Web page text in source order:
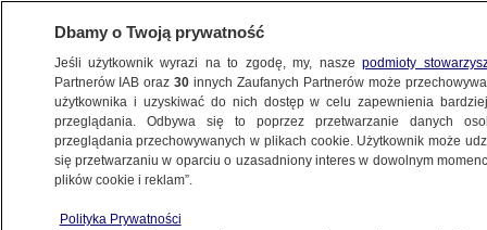
KONKRET24
POLITYKA
Dbamy o Twoją prywatność
Jeśli użytkownik wyrazi na to zgodę, my, naszepodmioty
Partnerów IAB oraz30 innych Zaufanych Partnerów może
użytkownika i uzyskiwać do nich dostęp w celu zapewnienia
przeglądania. Odbywa się to poprzez przetwarzanie danych
przeglądania przechowywanych w plikach cookie. Użytkownik może
się przetwarzaniu w oparciu o uzasadniony interes w dowolnym
plików cookie i reklam”.
Polityka Prywatności